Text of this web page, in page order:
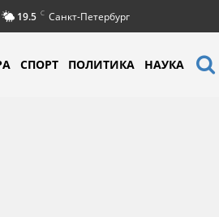
19.5 C Санкт-Петербург
СПОРТ ПОЛИТИКА НАУКА